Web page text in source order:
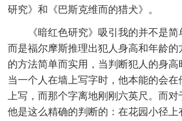
研究》和《巴斯克维而的猎犬》。
《暗红色研究》吸引我的并不是简
而是福尔摩斯推理出犯人身高和年龄的
的方法简单而实用，当判断犯人的身高
当一个人在墙上写字时，他本能的会在
上写，而那个字离地刚刚六英尺。而对
他是这么精确的判断的：在花园小径上